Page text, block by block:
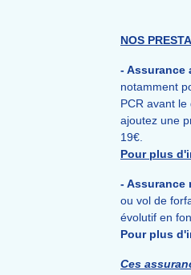
NOS
- Assurance
notamment
PCR avant
ajoutez une
19€.
Pour plus
- Assurance
ou vol de
évolutif en
Pour plus
Ces